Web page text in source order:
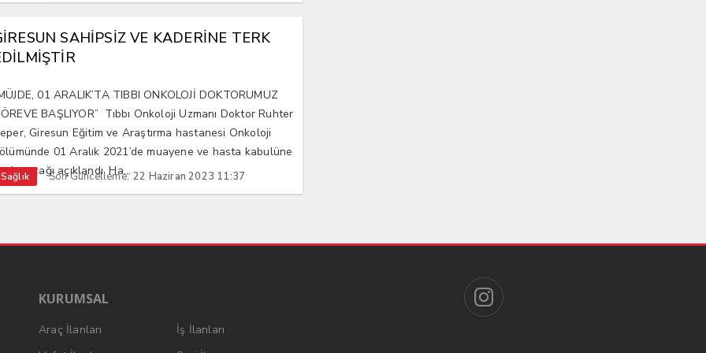
SAHİPSİZ VE KADERİNE TERK
01 ARALIK’TA TIBBI ONKOLOJİ DOKTORUMUZ
BAŞLIYOR” Tıbbı Onkoloji Uzmanı Doktor Ruhter
Giresun Eğitim ve Araştırma hastanesi Onkoloji
01 Aralık 2021’de muayene ve hasta kabulüne
açıklandı. Ha...
Sağlık Son Güncelleme: 22 Haziran 2023 11:37
KURUMSAL
Araç İlanları
İş İlanları